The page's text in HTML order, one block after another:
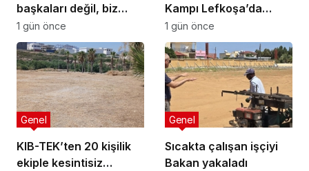
başkaları değil, biz
anlatmalıyız”
1 gün önce
Kampı Lefkoşa’da
Başlıyor
1 gün önce
KIB-TEK’ten 20 kişilik
ekiple kesintisiz
Genel
Sıcakta çalışan işçiyi
Bakan yakaladı
Genel